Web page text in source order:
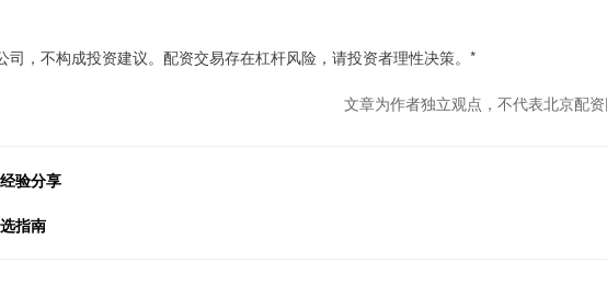
司，不构成投资建议。配资交易存在杠杆风险，请投资者理性决策。*
文章为作者独立观点，不代表北京配
验分享
指南